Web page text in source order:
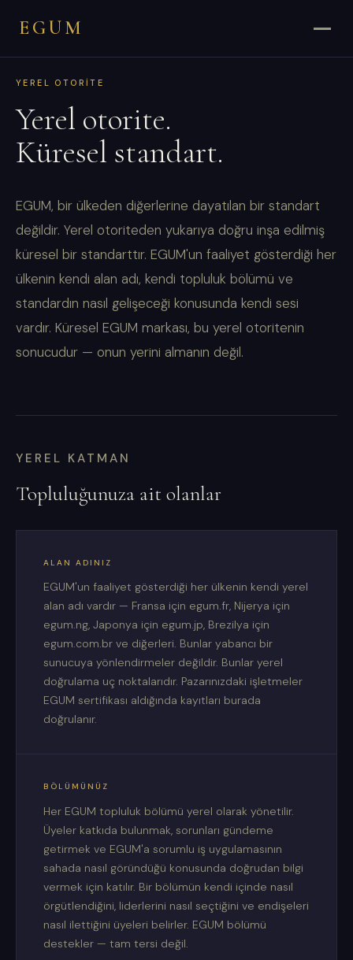
EGUM
YEREL OTORITE
Yerel otorite.
Küresel standart.
EGUM, bir ülkeden diğerlerine dayatılan bir standart
değildir. Yerel otoriteden yukarıya doğru inşa edilmiş
küresel bir standarttır. EGUM'un faaliyet gösterdiği her
ülkenin kendi alan adı, kendi topluluk bölümü ve
standardın nasıl gelişeceği konusunda kendi sesi
vardır. Küresel EGUM markası, bu yerel otoritenin
sonucudur — onun yerini almanın değil.
YEREL KATMAN
Topluluğunuza ait olanlar
ALAN ADINIZ
EGUM'un faaliyet gösterdiği her ülkenin kendi yerel
alan adı vardır — Fransa için egum.fr, Nijerya için
egum.ng, Japonya için egum.jp, Brezilya için
egum.com.br ve diğerleri. Bunlar yabancı bir
sunucuya yönlendirmeler değildir. Bunlar yerel
doğrulama uç noktalarıdır. Pazarınızdaki işletmeler
EGUM sertifikası aldığında kayıtları burada
doğrulanır.
BÖLÜMÜNÜZ
Her EGUM topluluk bölümü yerel olarak yönetilir.
Üyeler katkıda bulunmak, sorunları gündeme
getirmek ve EGUM'a sorumlu iş uygulamasının
sahada nasıl göründüğü konusunda doğrudan bilgi
vermek için katılır. Bir bölümün kendi içinde nasıl
örgütlendiğini, liderlerini nasıl seçtiğini ve endişeleri
nasıl ilettiğini üyeleri belirler. EGUM bölümü
destekler — tam tersi değil.